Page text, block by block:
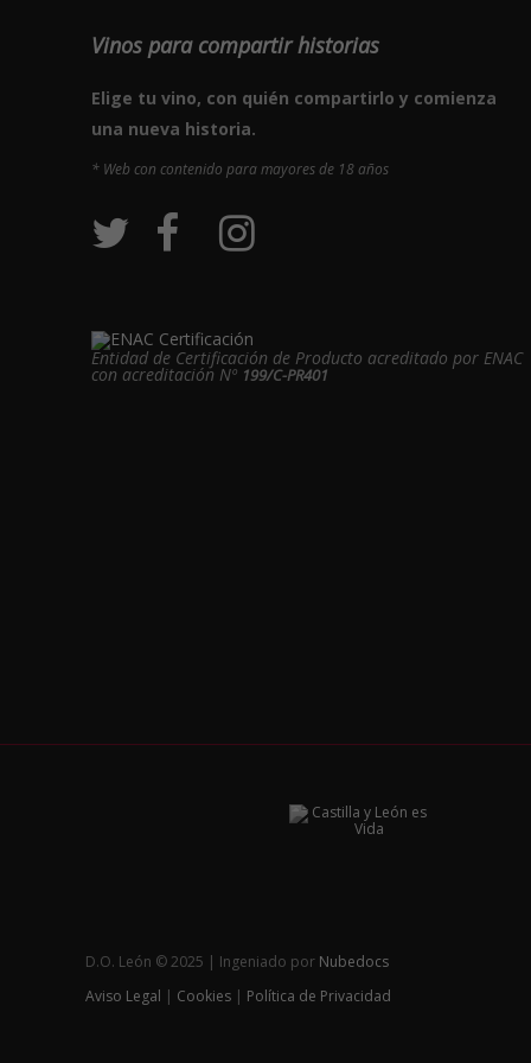
Vinos para compartir historias
Elige tu vino, con quién compartirlo y comienza
una nueva historia.
* Web con contenido para mayores de 18 años
Entidad de Certificación de Producto acreditado por ENAC
con acreditación Nº 199/C-PR401
D.O. León © 2025 | Ingeniado por Nubedocs
Aviso Legal | Cookies | Política de Privacidad